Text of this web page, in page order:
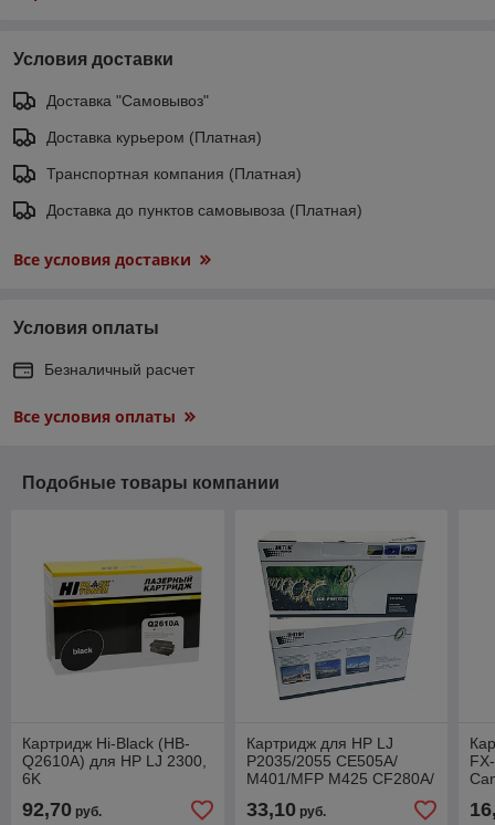
Условия доставки
Доставка "Самовывоз"
Доставка курьером (Платная)
Транспортная компания (Платная)
Доставка до пунктов самовывоза (Платная)
Все условия доставки
Условия оплаты
Безналичный расчет
Все условия оплаты
Подобные товары компании
Картридж Hi-Black (HB-
Q2610A) для HP LJ 2300,
6K
92,70 руб.
Картридж для HP LJ
P2035/2055 CE505A/
M401/MFP M425 CF280A/
Canon LBP-6300 Cartridge
719 Universal (2,7K) UNIT
33,10руб.